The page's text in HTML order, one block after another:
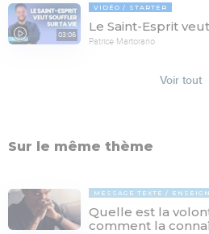
03:06
VIDÉO STARTER
Le Saint-Esprit
Patrice Martorano
Voir tout
Sur le même thème
MESSAGE TEXTE
Quelle est la
comment la